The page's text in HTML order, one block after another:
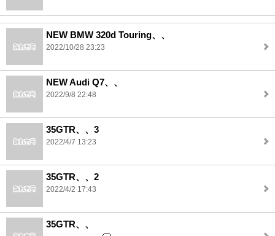
NEW BMW 320d Touring、、
2022/10/28 23:23
NEW Audi Q7、、
2022/9/8 22:48
35GTR、、3
2022/4/7 13:23
35GTR、、2
2022/4/2 17:43
35GTR、、